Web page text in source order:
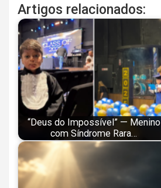
Artigos relacionados:
“Deus do Impossível” — Menino
com Síndrome Rara…